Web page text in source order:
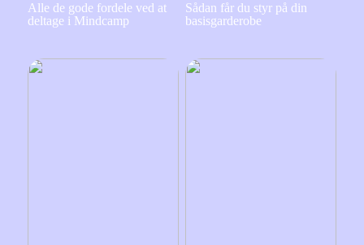
Alle de gode fordele ved at
deltage i Mindcamp
Sådan får du styr på din
basisgarderobe